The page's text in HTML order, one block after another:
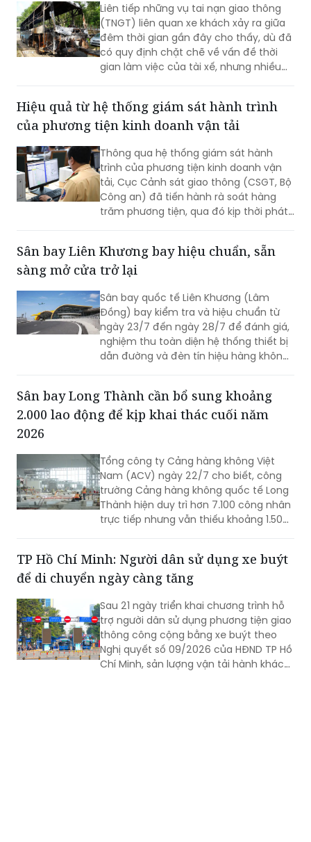
Liên tiếp những vụ tai nạn giao thông
(TNGT) liên quan xe khách xảy ra giữa
đêm thời gian gần đây cho thấy, dù đã
có quy định chặt chẽ về vấn đề thời
gian làm việc của tài xế, nhưng nhiều
thảm khốc.
Hiệu quả từ hệ thống giám sát hành trình
của phương tiện kinh doanh vận tải
Thông qua hệ thống giám sát hành
trình của phương tiện kinh doanh vận
tải, Cục Cảnh sát giao thông (CSGT, Bộ
Công an) đã tiến hành rà soát hàng
trăm phương tiện, qua đó kịp thời phát
Sân bay Liên Khương bay hiệu chuẩn, sẵn
sàng mở cửa trở lại
Sân bay quốc tế Liên Khương (Lâm
Đồng) bay kiểm tra và hiệu chuẩn từ
ngày 23/7 đến ngày 28/7 để đánh giá,
nghiệm thu toàn diện hệ thống thiết bị
dẫn đường và đèn tín hiệu hàng không
bay Liên Khương khai thác trở lại vào
ngày 19/8.
Sân bay Long Thành cần bổ sung khoảng
2.000 lao động để kịp khai thác cuối năm
2026
Tổng công ty Cảng hàng không Việt
Nam (ACV) ngày 22/7 cho biết, công
trường Cảng hàng không quốc tế Long
Thành hiện duy trì hơn 7.100 công nhân
trực tiếp nhưng vẫn thiếu khoảng 1.500
vào giai đoạn nước rút và chịu tác
động của mùa mưa, ACV đang yêu cầu
chức thi công 3 ca, 4 kíp để bảo đảm
vận hành thử từ tháng 9 và khai thác
thương mại vào cuối năm 2026.
TP Hồ Chí Minh: Người dân sử dụng xe buýt
để di chuyển ngày càng tăng
Sau 21 ngày triển khai chương trình hỗ
trợ người dân sử dụng phương tiện giao
thông công cộng bằng xe buýt theo
Nghị quyết số 09/2026 của HĐND TP Hồ
Chí Minh, sản lượng vận tải hành khách